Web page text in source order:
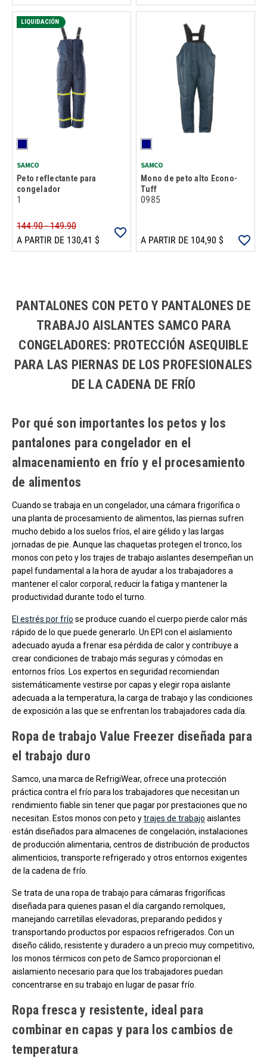
LIQUIDACIÓN
SAMCO
Peto reflectante para
congelador
1
144.90 - 149.90
A PARTIR DE 130,41 $
SAMCO
Mono de peto alto Econo-
Tuff
0985
A PARTIR DE 104,90 $
PANTALONES CON PETO Y PANTALONES DE
TRABAJO AISLANTES SAMCO PARA
CONGELADORES: PROTECCIÓN ASEQUIBLE
PARA LAS PIERNAS DE LOS PROFESIONALES
DE LA CADENA DE FRÍO
Por qué son importantes los petos y los
pantalones para congelador en el
almacenamiento en frío y el procesamiento
de alimentos
Cuando se trabaja en un congelador, una cámara frigorífica o
una planta de procesamiento de alimentos, las piernas sufren
mucho debido a los suelos fríos, el aire gélido y las largas
jornadas de pie. Aunque las chaquetas protegen el tronco, los
monos con peto y los trajes de trabajo aislantes desempeñan un
papel fundamental a la hora de ayudar a los trabajadores a
mantener el calor corporal, reducir la fatiga y mantener la
productividad durante todo el turno.
El estrés por frío se produce cuando el cuerpo pierde calor más
rápido de lo que puede generarlo. Un EPI con el aislamiento
adecuado ayuda a frenar esa pérdida de calor y contribuye a
crear condiciones de trabajo más seguras y cómodas en
entornos fríos. Los expertos en seguridad recomiendan
sistemáticamente vestirse por capas y elegir ropa aislante
adecuada a la temperatura, la carga de trabajo y las condiciones
de exposición a las que se enfrentan los trabajadores cada día.
Ropa de trabajo Value Freezer diseñada para
el trabajo duro
Samco, una marca de RefrigiWear, ofrece una protección
práctica contra el frío para los trabajadores que necesitan un
rendimiento fiable sin tener que pagar por prestaciones que no
necesitan. Estos monos con peto ytrajes de trabajo aislantes
están diseñados para almacenes de congelación, instalaciones
de producción alimentaria, centros de distribución de productos
alimenticios, transporte refrigerado y otros entornos exigentes
de la cadena de frío.
Se trata de una ropa de trabajo para cámaras frigoríficas
diseñada para quienes pasan el día cargando remolques,
manejando carretillas elevadoras, preparando pedidos y
transportando productos por espacios refrigerados. Con un
diseño cálido, resistente y duradero a un precio muy competitivo,
los monos térmicos con peto de Samco proporcionan el
aislamiento necesario para que los trabajadores puedan
concentrarse en su trabajo en lugar de pasar frío.
Ropa fresca y resistente, ideal para
combinar en capas y para los cambios de
temperatura